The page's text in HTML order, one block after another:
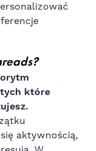
które
aktywnością,